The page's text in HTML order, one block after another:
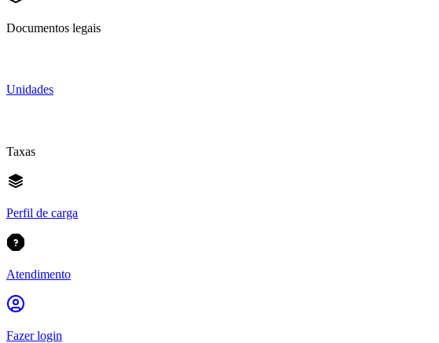
Documentos legais
Unidades
Taxas
Perfil de carga
Atendimento
Fazer login